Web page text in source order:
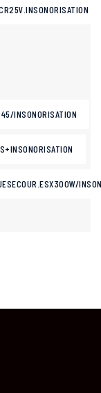
INSONORISATION